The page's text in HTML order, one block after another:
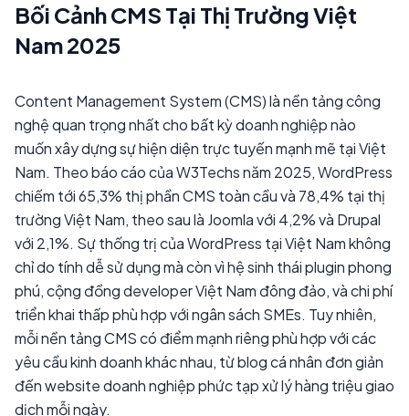
Bối Cảnh CMS Tại Thị Trường Việt
Nam 2025
Content Management System (CMS) là nền tảng công
nghệ quan trọng nhất cho bất kỳ doanh nghiệp nào
muốn xây dựng sự hiện diện trực tuyến mạnh mẽ tại Việt
Nam. Theo báo cáo của W3Techs năm 2025, WordPress
chiếm tới 65,3% thị phần CMS toàn cầu và 78,4% tại thị
trường Việt Nam, theo sau là Joomla với 4,2% và Drupal
với 2,1%. Sự thống trị của WordPress tại Việt Nam không
chỉ do tính dễ sử dụng mà còn vì hệ sinh thái plugin phong
phú, cộng đồng developer Việt Nam đông đảo, và chi phí
triển khai thấp phù hợp với ngân sách SMEs. Tuy nhiên,
mỗi nền tảng CMS có điểm mạnh riêng phù hợp với các
yêu cầu kinh doanh khác nhau, từ blog cá nhân đơn giản
đến website doanh nghiệp phức tạp xử lý hàng triệu giao
dịch mỗi ngày.